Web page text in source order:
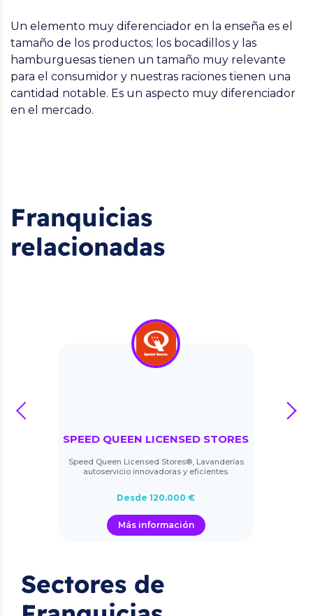
Un elemento muy diferenciador en la enseña es el
tamaño de los productos; los bocadillos y las
hamburguesas tienen un tamaño muy relevante
para el consumidor y nuestras raciones tienen una
cantidad notable. Es un aspecto muy diferenciador
en el mercado.
Franquicias
relacionadas
SPEED QUEEN LICENSED STORES
Speed Queen Licensed Stores®, Lavanderías
autoservicio innovadoras y eficientes.
Desde 120.000 €
Más información
prev next
Sectores de